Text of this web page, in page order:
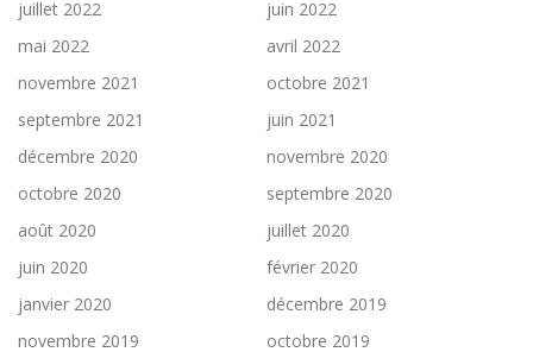
juillet 2022
juin 2022
mai 2022
avril 2022
novembre 2021
octobre 2021
septembre 2021
juin 2021
décembre 2020
novembre 2020
octobre 2020
septembre 2020
août 2020
juillet 2020
juin 2020
février 2020
janvier 2020
décembre 2019
novembre 2019
octobre 2019